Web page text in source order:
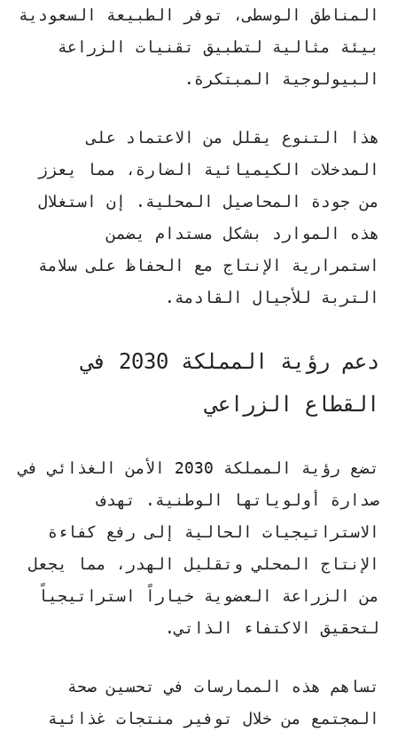
المناطق الوسطى، توفر الطبيعة السعودية
بيئة مثالية لتطبيق تقنيات
الزراعة
البيولوجية المبتكرة.
هذا التنوع يقلل من الاعتماد على
المدخلات الكيميائية الضارة، مما يعزز
من جودة المحاصيل المحلية. إن استغلال
هذه الموارد بشكل مستدام يضمن
استمرارية الإنتاج مع الحفاظ على سلامة
التربة للأجيال القادمة.
دعم رؤية المملكة 2030 في
القطاع الزراعي
تضع رؤية المملكة 2030 الأمن الغذائي في
صدارة أولوياتها الوطنية. تهدف
الاستراتيجيات الحالية إلى رفع كفاءة
الإنتاج المحلي وتقليل الهدر، مما يجعل
من
الزراعة العضوية خياراً استراتيجياً
لتحقيق الاكتفاء الذاتي.
تساهم هذه الممارسات في تحسين صحة
المجتمع من خلال توفير منتجات غذائية